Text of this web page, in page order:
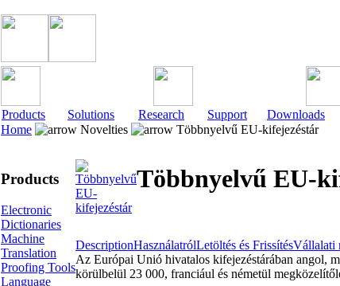
Products Solutions Research Support Downloads
Home
Novelties Többnyelvű EU-kifejezéstár
Products
Electronic
Dictionaries
Machine
Translation
Proofing Tools
Language
Többnyelvű EU-
DescriptionHasználatrólLetöltés és FrissítésVállalati
Az Európai Unió hivatalos kifejezéstárában angol,
körülbelül 23 000, franciául és németül